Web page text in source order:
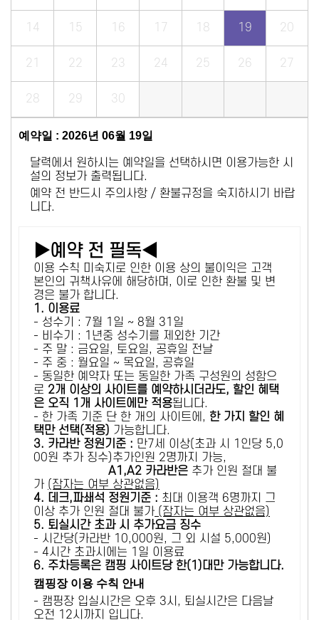
14 15 16 17 18 19 20
21 22 23 24 25 26 27
28 29 30
예약일 : 2026년 06월 19일
달력에서 원하시는 예약일을 선택하시면 이용가능한 시
설의 정보가 출력됩니다.
예약 전 반드시 주의사항 / 환불규정을 숙지하시기 바랍
니다.
▶예약 전 필독◀
이용 수칙 미숙지로 인한 이용 상의 불이익은 고객
본인의 귀책사유에 해당하며, 이로 인한 환불 및 변
경은 불가 합니다.
1. 이용료
- 성수기 : 7월 1일 ~ 8월 31일
- 비수기 : 1년중 성수기를 제외한 기간
- 주 말 : 금요일, 토요일, 공휴일 전날
- 주 중 : 월요일 ~ 목요일, 공휴일
- 동일한 예약자 또는 동일한 가족 구성원의 성함으
로 2개 이상의 사이트를 예약하시더라도, 할인 혜택
은 오직 1개 사이트에만 적용됩니다.
- 한 가족 기준 단 한 개의 사이트에, 한 가지 할인 혜
택만 선택(적용) 가능합니다.
3. 카라반 정원기준 : 만7세 이상(초과 시 1인당 5,0
00원 추가 징수)추가인원 2명까지 가능,
A1,A2 카라반은 추가 인원 절대 불
가 (잠자는 여부 상관없음)
4. 데크,파쇄석 정원기준 : ​최대 이용객 6명까지 그
이상 추가 인원 절대 불가 (잠자는 여부 상관없음)
5. 퇴실시간 초과 시 추가요금 징수
- 시간당(카라반 10,000원, 그 외 시설 5,000원)
- 4시간 초과시에는 1일 이용료
6. 주차등록은 캠핑 사이트당 한(1)대만 가능합니다.
캠핑장 이용 수칙 안내
- 캠핑장 입실시간은 오후 3시, 퇴실시간은 다음날
오전 12시까지 입니다.